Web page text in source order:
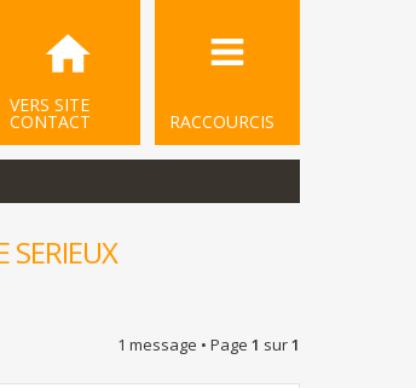
RACCOURCIS
VERS SITE
CONTACT
1 message • Page 1 sur1